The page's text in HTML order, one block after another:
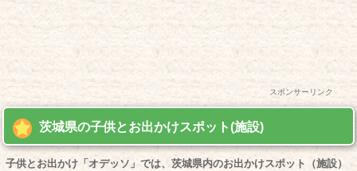
スポンサーリンク
茨城県の子供とお出かけスポット(施設)
子供とお出かけ「オデッソ」では、茨城県内のお出かけスポット（施設）